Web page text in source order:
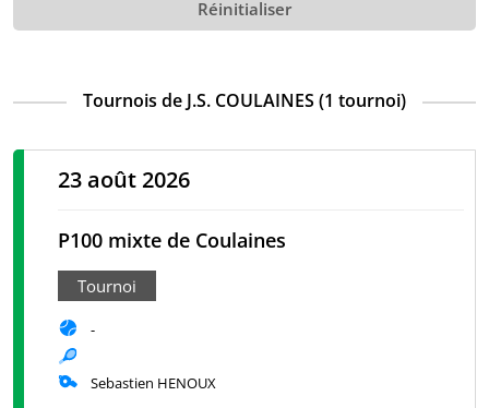
Réinitialiser
Tournois de J.S. COULAINES (1 tournoi)
23 août 2026
P100 mixte de Coulaines
Tournoi
-
Sebastien HENOUX